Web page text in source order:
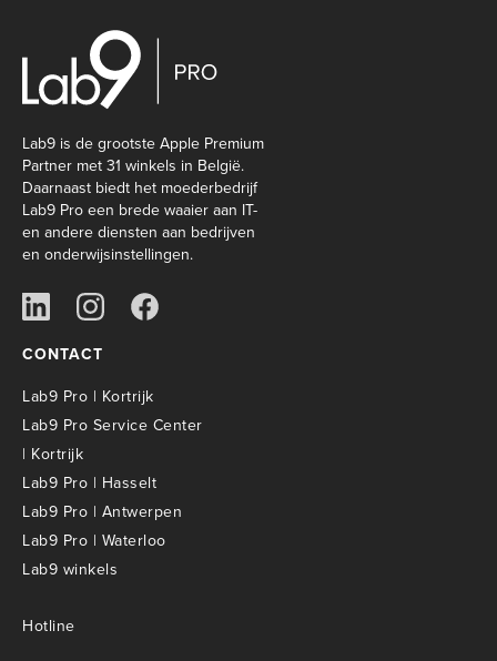
Lab9 is de grootste Apple Premium
Partner met 31 winkels in België.
Daarnaast biedt het moederbedrijf
Lab9 Pro een brede waaier aan IT-
en andere diensten aan bedrijven
en onderwijsinstellingen.
CONTACT
Lab9 Pro | Kortrijk
Lab9 Pro Service Center
| Kortrijk
Lab9 Pro | Hasselt
Lab9 Pro | Antwerpen
Lab9 Pro | Waterloo
Lab9 winkels
Hotline